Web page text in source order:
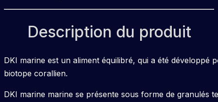
Description du produit
DKI marine est un aliment équilibré, qui a été développé
biotope corallien.
DKI marine marine se présente sous forme de granulés